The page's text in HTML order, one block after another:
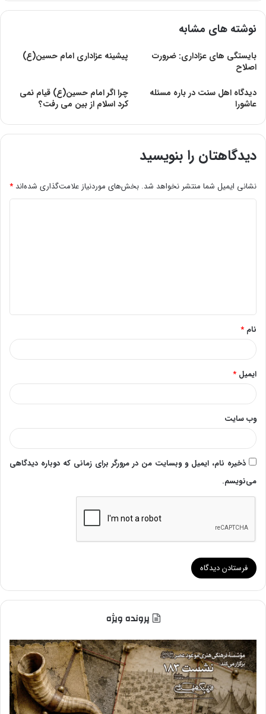
نوشته های مشابه
بایستگی های عزاداری: ضرورت
اصلاح
پیشینه عزاداری امام حسین(ع)
دیدگاه اهل سنت در باره مسئله
عاشورا
چرا اگر امام حسين(ع) قيام نمی
كرد اسلام از بين می رفت؟
دیدگاهتان را بنویسید
نشانی ایمیل شما منتشر نخواهد شد. بخش‌های موردنیاز علامت‌گذاری شده‌اند *
*
نام *
ایمیل *
وب‌ سایت
ذخیره نام، ایمیل و وبسایت من در مرورگر برای زمانی که دوباره دیدگاهی
می‌نویسم.
پرونده ویژه